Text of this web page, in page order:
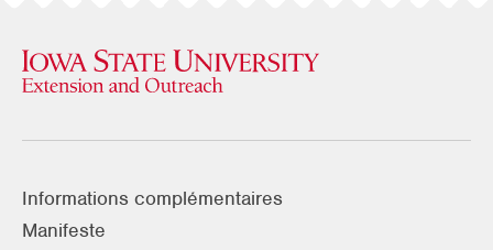
Informations complémentaires
Manifeste